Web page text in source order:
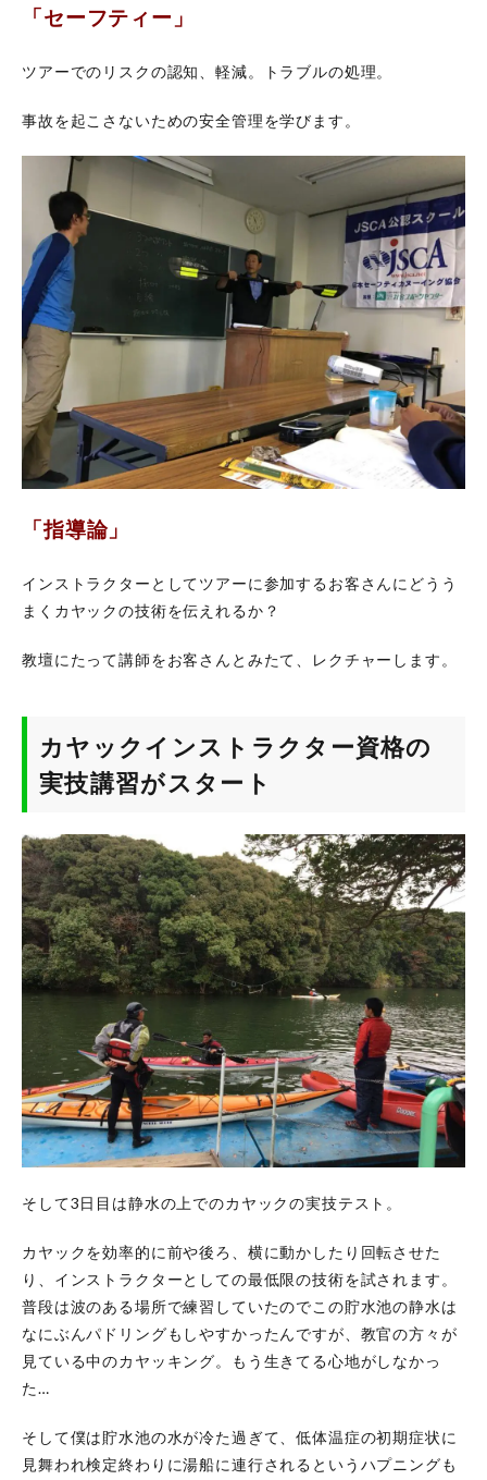
「セーフティー」
ツアーでのリスクの認知、軽減。トラブルの処理。
事故を起こさないための安全管理を学びます。
「指導論」
インストラクターとしてツアーに参加するお客さんにどうう
まくカヤックの技術を伝えれるか？
教壇にたって講師をお客さんとみたて、レクチャーします。
カヤックインストラクター資格の
実技講習がスタート
そして3日目は静水の上でのカヤックの実技テスト。
カヤックを効率的に前や後ろ、横に動かしたり回転させた
り、インストラクターとしての最低限の技術を試されます。
普段は波のある場所で練習していたのでこの貯水池の静水は
なにぶんパドリングもしやすかったんですが、教官の方々が
見ている中のカヤッキング。もう生きてる心地がしなかっ
た…
そして僕は貯水池の水が冷た過ぎて、低体温症の初期症状に
見舞われ検定終わりに湯船に連行されるというハプニングも